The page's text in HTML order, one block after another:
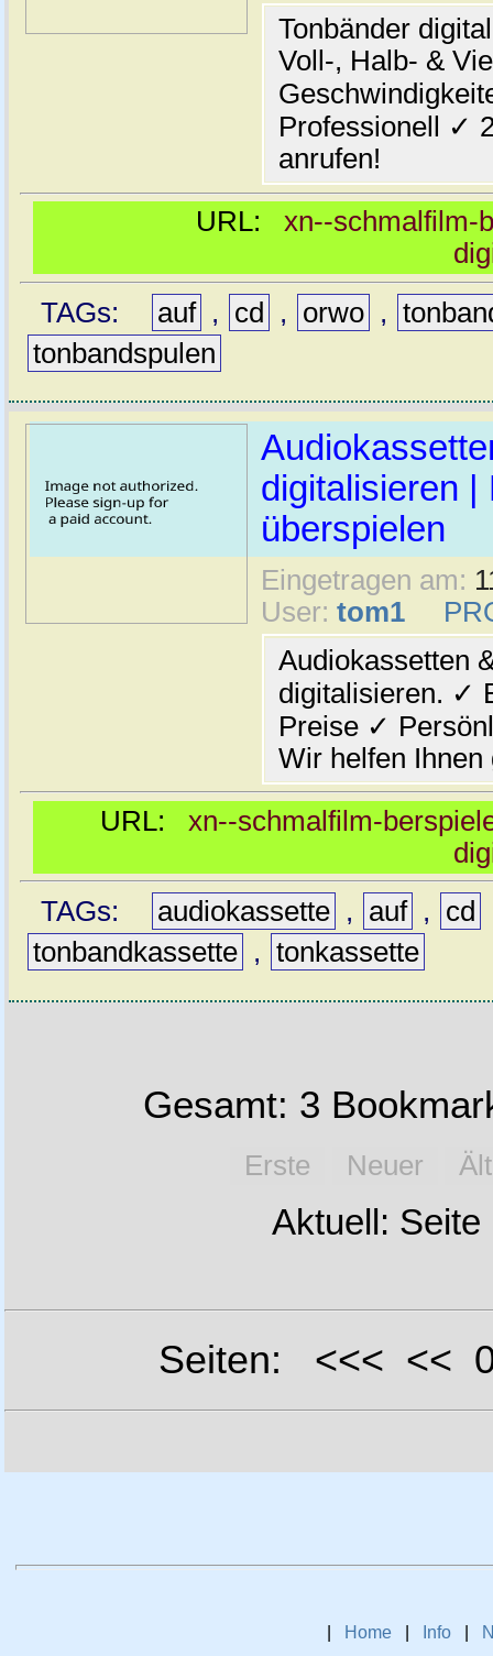
Tonbänder
Voll-, Halb- &
Professionell ✓
anrufen!
URL: xn--schmalfilm-
TAGs:
auf , cd , orwo ,
tonbandspulen
digitalisieren |
überspielen
Eingetragen am:
User: tom1
Audiokassetten
digitalisieren. ✓
Preise ✓
Wir helfen Ihnen
URL: xn--schmalfilm-
TAGs:
audiokassette , auf , cd
tonbandkassette , tonkassette
Gesamt: 3
Erste Neuer
Aktuell: Seite
Seiten: <<< <<
Home Info